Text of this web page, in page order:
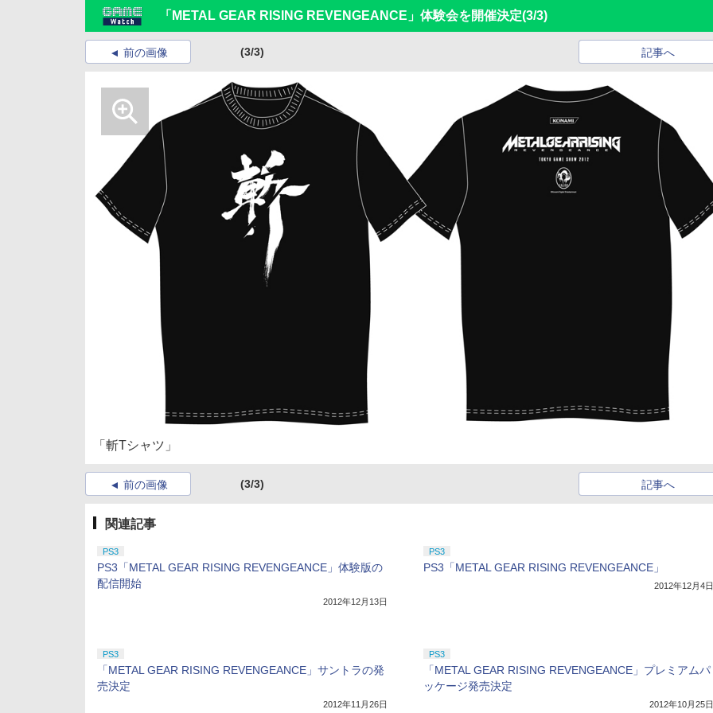
「METAL GEAR RISING REVENGEANCE」体験会を開催決定(3/3)
前の画像 (3/3) 記事へ
「斬Tシャツ」
前の画像 (3/3) 記事へ
関連記事
PS3
PS3「METAL GEAR RISING REVENGEANCE」体験版の
配信開始
2012年12月13日
PS3
PS3「METAL GEAR RISING REVENGEANCE」
2012年12月4日
PS3
「METAL GEAR RISING REVENGEANCE」サントラの発
売決定
2012年11月26日
PS3
「METAL GEAR RISING REVENGEANCE」プレミアムパ
ッケージ発売決定
2012年10月25日